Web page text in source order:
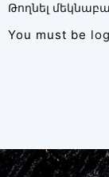
Թողնել
You must be